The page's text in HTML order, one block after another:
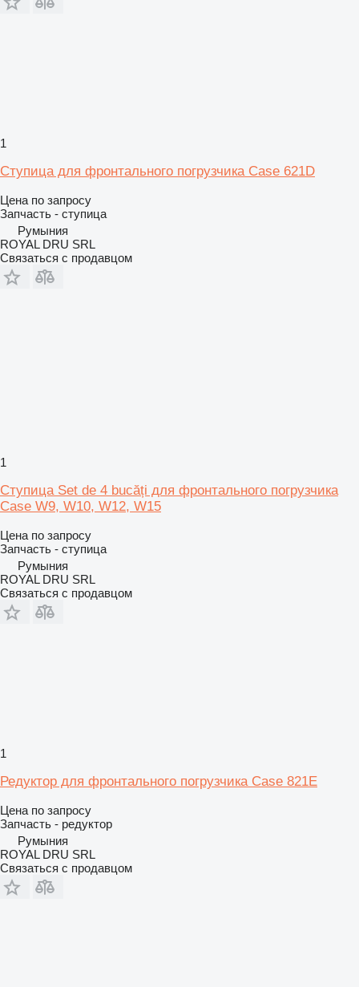
1
Ступица для фронтального погрузчика Case 621D
Цена по запросу
Запчасть - ступица
Румыния
ROYAL DRU SRL
Связаться с продавцом
1
Ступица Set de 4 bucăți для фронтального погрузчика
Case W9, W10, W12, W15
Цена по запросу
Запчасть - ступица
Румыния
ROYAL DRU SRL
Связаться с продавцом
1
Редуктор для фронтального погрузчика Case 821E
Цена по запросу
Запчасть - редуктор
Румыния
ROYAL DRU SRL
Связаться с продавцом